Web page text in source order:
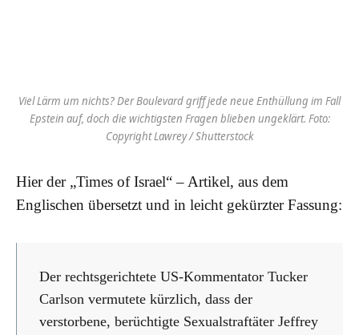
Viel Lärm um nichts? Der Boulevard griff jede neue Enthüllung im Fall
Epstein auf, doch die wichtigsten Fragen blieben ungeklärt. Foto:
Copyright Lawrey / Shutterstock
Hier der „Times of Israel“ – Artikel, aus dem
Englischen übersetzt und in leicht gekürzter Fassung:
Der rechtsgerichtete US-Kommentator Tucker
Carlson vermutete kürzlich, dass der
verstorbene, berüchtigte Sexualstraftäter Jeffrey